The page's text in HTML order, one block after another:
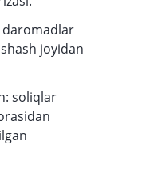
joyidan
soliqlar